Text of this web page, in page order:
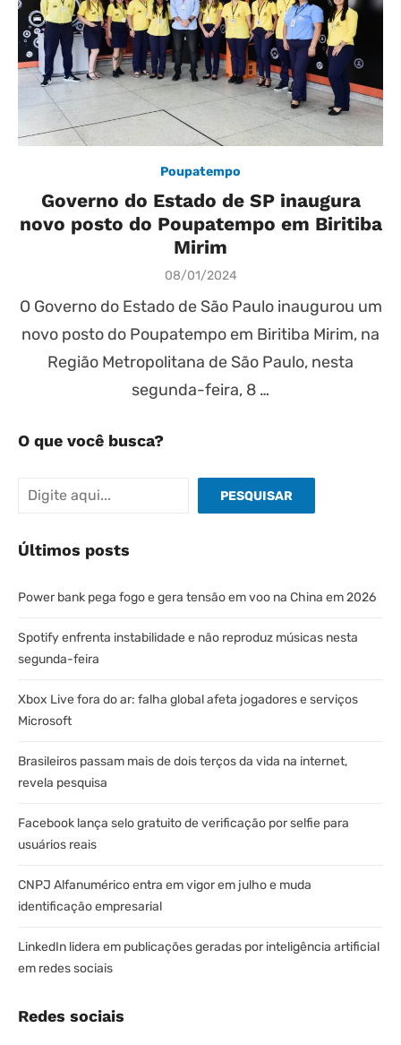
Poupatempo
Governo do Estado de SP inaugura
novo posto do Poupatempo em Biritiba
Mirim
Posted
08/01/2024
O Governo do Estado de São Paulo inaugurou um
novo posto do Poupatempo em Biritiba Mirim, na
Região Metropolitana de São Paulo, nesta
segunda-feira, 8 …
O que você busca?
Pesquisar
PESQUISAR
Últimos posts
Power bank pega fogo e gera tensão em voo na China em 2026
Spotify enfrenta instabilidade e não reproduz músicas nesta
segunda-feira
Xbox Live fora do ar: falha global afeta jogadores e serviços
Microsoft
Brasileiros passam mais de dois terços da vida na internet,
revela pesquisa
Facebook lança selo gratuito de verificação por selfie para
usuários reais
CNPJ Alfanumérico entra em vigor em julho e muda
identificação empresarial
LinkedIn lidera em publicações geradas por inteligência artificial
em redes sociais
Redes sociais